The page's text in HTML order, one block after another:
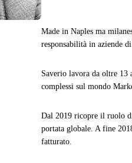
Made in Naples ma
responsabilità in aziende
Saverio lavora da oltre 13
complessi sul mondo
Dal 2019 ricopre il ruolo
portata globale. A fine
fatturato.